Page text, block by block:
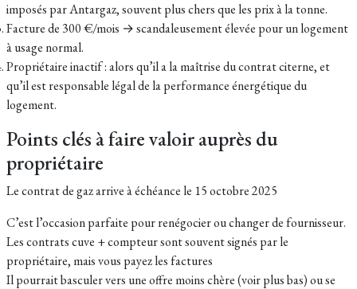
imposés par Antargaz, souvent plus chers que les prix à la tonne.
Facture de 300 €/mois → scandaleusement élevée pour un logement
à usage normal.
Propriétaire inactif : alors qu’il a la maîtrise du contrat citerne, et
qu’il est responsable légal de la performance énergétique du
logement.
Points clés à faire valoir auprès du
propriétaire
Le contrat de gaz arrive à échéance le 15 octobre 2025
C’est l’occasion parfaite pour renégocier ou changer de fournisseur.
Les contrats cuve + compteur sont souvent signés par le
propriétaire, mais vous payez les factures
Il pourrait basculer vers une offre moins chère (voir plus bas) ou se